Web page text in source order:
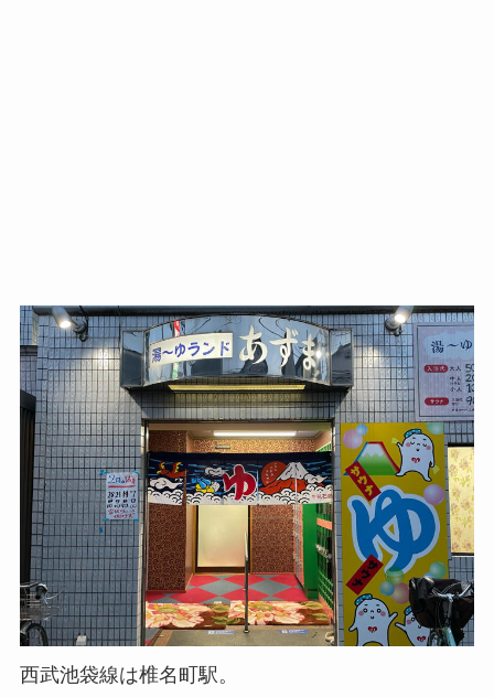
西武池袋線は椎名町駅。